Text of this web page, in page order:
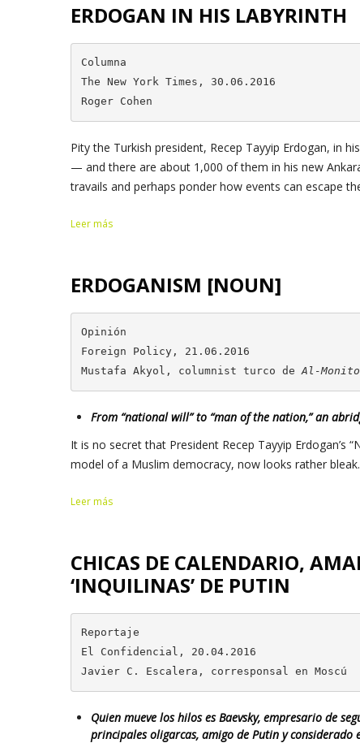
ERDOGAN IN HIS LABYRINTH
Columna
The New York Times, 30.06.2016
Roger Cohen
Pity the Turkish president, Recep Tayyip Erdogan, in
— and there are about 1,000 of them in his new
travails and perhaps ponder how events can escape
Leer más
ERDOGANISM [NOUN]
Opinión
Foreign Policy, 21.06.2016
Mustafa Akyol, columnist turco de Al-
From “national will” to “man of the nation,” an
It is no secret that President Recep Tayyip Erdogan’s
model of a Muslim democracy, now looks rather
Leer más
CHICAS DE CALENDARIO,
‘INQUILINAS’ DE PUTIN
Reportaje
El Confidencial, 20.04.2016
Javier C. Escalera, corresponsal en Moscú
Quien mueve los hilos es Baevsky, empresario de
principales oligarcas, amigo de Putin y considerado